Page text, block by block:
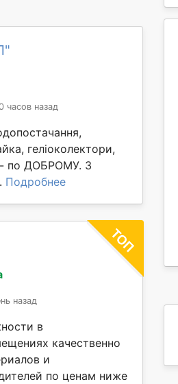
часов назад
геліоколектори,
- по ДОБРОМУ. З
Подробнее
назад
в
качественно
и
по ценам ниже